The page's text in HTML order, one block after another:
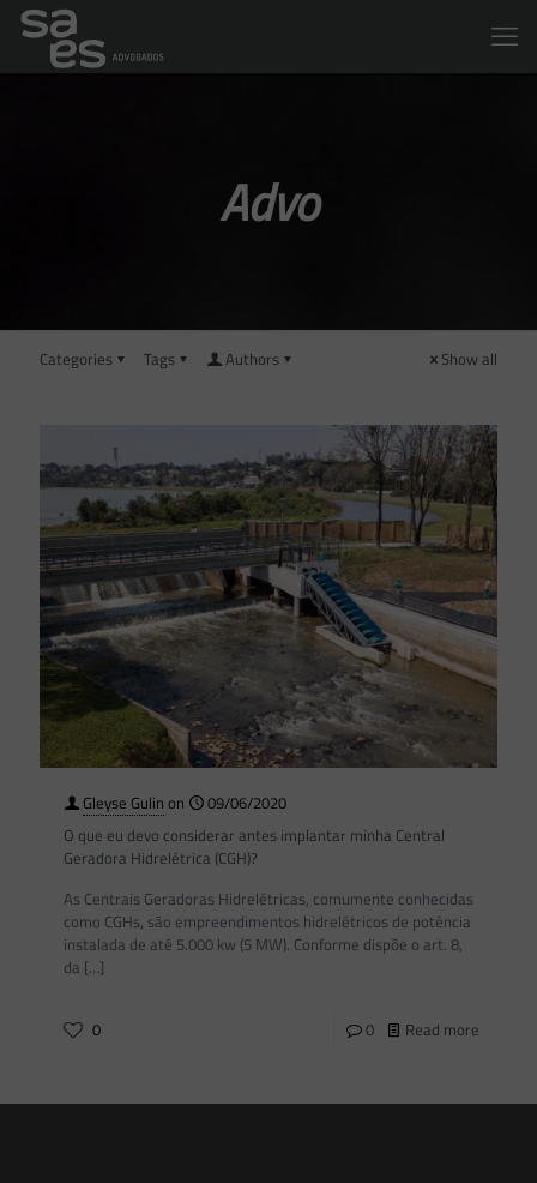
Advo
Categories Tags Authors Show all
Gleyse Gulin on
09/06/2020
O que eu devo considerar antes implantar minha Central
Geradora Hidrelétrica (CGH)?
As Centrais Geradoras Hidrelétricas, comumente conhecidas
como CGHs, são empreendimentos hidrelétricos de potência
instalada de até 5.000 kw (5 MW). Conforme dispõe o art. 8,
da […]
0 0 Read more